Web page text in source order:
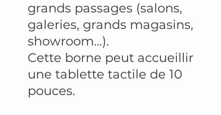
grands passages (salons,
galeries, grands magasins,
showroom…).
Cette borne peut accueillir
une tablette tactile de 10
pouces.